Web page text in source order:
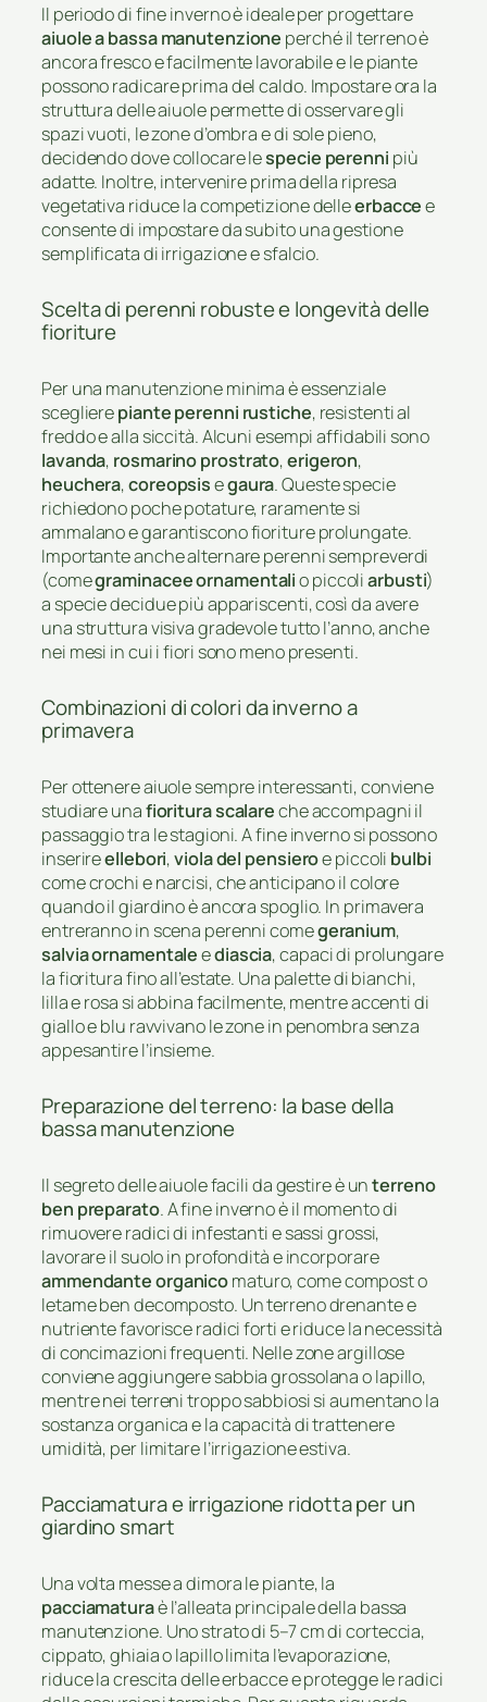
Il periodo di fine inverno è ideale per progettare
aiuole a bassa manutenzione perché il terreno è
ancora fresco e facilmente lavorabile e le piante
possono radicare prima del caldo. Impostare ora la
struttura delle aiuole permette di osservare gli
spazi vuoti, le zone d’ombra e di sole pieno,
decidendo dove collocare lespecie perenni più
adatte. Inoltre, intervenire prima della ripresa
vegetativa riduce la competizione delleerbaccee
consente di impostare da subito una gestione
semplificata di irrigazione e sfalcio.
Scelta di perenni robuste e longevità delle
fioriture
Per una manutenzione minima è essenziale
sceglierepiante perenni rustiche, resistenti al
freddo e alla siccità. Alcuni esempi affidabili sono
lavanda, rosmarino prostrato,erigeron,
heuchera,coreopsisegaura. Queste specie
richiedono poche potature, raramente si
ammalano e garantiscono fioriture prolungate.
Importante anche alternare perenni sempreverdi
(comegraminacee ornamentalio piccoliarbusti)
a specie decidue più appariscenti, così da avere
una struttura visiva gradevole tutto l’anno, anche
nei mesi in cui i fiori sono meno presenti.
Combinazioni di colori da inverno a
primavera
Per ottenere aiuole sempre interessanti, conviene
studiare unafioritura scalareche accompagni il
passaggio tra le stagioni. A fine inverno si possono
inserireellebori,viola del pensieroe piccoli bulbi
come crochi e narcisi, che anticipano il colore
quando il giardino è ancora spoglio. In primavera
entreranno in scena perenni comegeranium,
salvia ornamentaleediascia, capaci di prolungare
la fioritura fino all’estate. Una palette di bianchi,
lilla e rosa si abbina facilmente, mentre accenti di
giallo e blu ravvivano le zone in penombra senza
appesantire l’insieme.
Preparazione del terreno: la base della
bassa manutenzione
Il segreto delle aiuole facili da gestire è unterreno
ben preparato. A fine inverno è il momento di
rimuovere radici di infestanti e sassi grossi,
lavorare il suolo in profondità e incorporare
ammendante organicomaturo, come compost o
letame ben decomposto. Un terreno drenante e
nutriente favorisce radici forti e riduce la necessità
di concimazioni frequenti. Nelle zone argillose
conviene aggiungere sabbia grossolana o lapillo,
mentre nei terreni troppo sabbiosi si aumentano la
sostanza organica e la capacità di trattenere
umidità, per limitare l’irrigazione estiva.
Pacciamatura e irrigazione ridotta per un
giardino smart
Una volta messe a dimora le piante, la
pacciamaturaè l’alleata principale della bassa
manutenzione. Uno strato di 5–7 cm di corteccia,
cippato, ghiaia o lapillo limita l’evaporazione,
riduce la crescita delle erbacce e protegge le radici